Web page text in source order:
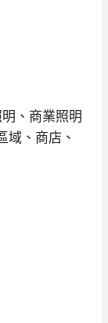
、商業照明
域、商店、